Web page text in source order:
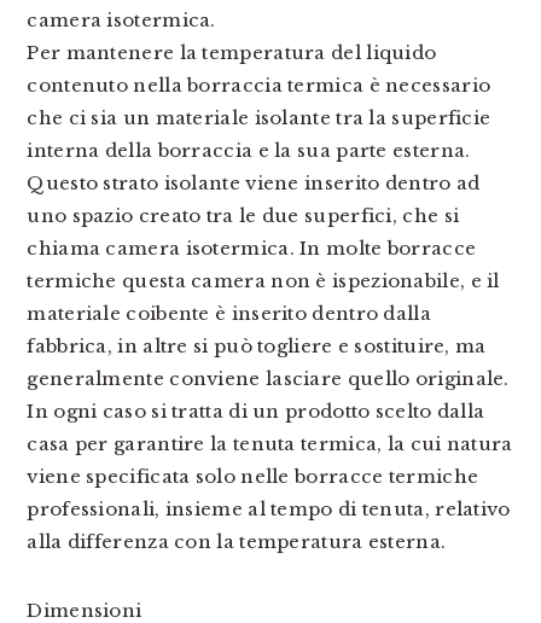
camera isotermica.
Per mantenere la temperatura del liquido
contenuto nella borraccia termica è necessario
che ci sia un materiale isolante tra la superficie
interna della borraccia e la sua parte esterna.
Questo strato isolante viene inserito dentro ad
uno spazio creato tra le due superfici, che si
chiama camera isotermica. In molte borracce
termiche questa camera non è ispezionabile, e il
materiale coibente è inserito dentro dalla
fabbrica, in altre si può togliere e sostituire, ma
generalmente conviene lasciare quello originale.
In ogni caso si tratta di un prodotto scelto dalla
casa per garantire la tenuta termica, la cui natura
viene specificata solo nelle borracce termiche
professionali, insieme al tempo di tenuta, relativo
alla differenza con la temperatura esterna.
Dimensioni